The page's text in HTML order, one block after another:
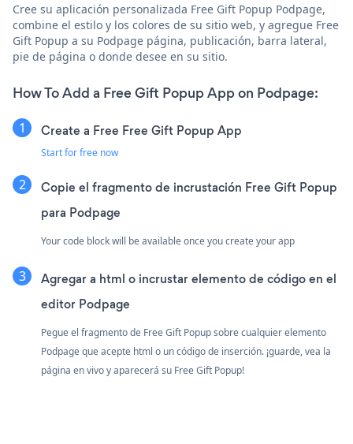
Cree su aplicación personalizada Free Gift Popup Podpage,
combine el estilo y los colores de su sitio web, y agregue Free
Gift Popup a su Podpage página, publicación, barra lateral,
pie de página o donde desee en su sitio.
How To Add a Free Gift Popup App on Podpage:
Create a Free Free Gift Popup App
Start for free now
Copie el fragmento de incrustación Free Gift Popup
para Podpage
Your code block will be available once you create your app
Agregar a html o incrustar elemento de código en el
editor Podpage
Pegue el fragmento de Free Gift Popup sobre cualquier elemento
Podpage que acepte html o un código de inserción. ¡guarde, vea la
página en vivo y aparecerá su Free Gift Popup!